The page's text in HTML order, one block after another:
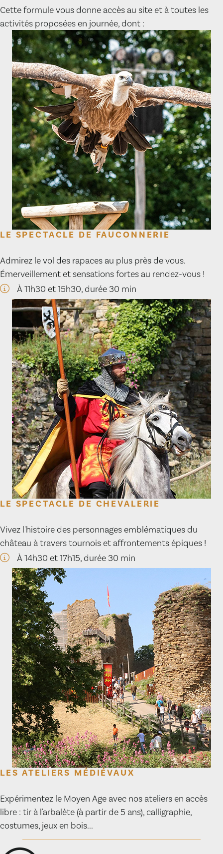
Cette formule vous donne accès au site et à toutes les
activités proposées en journée, dont :
LE SPECTACLE DE FAUCONNERIE
Admirez le vol des rapaces au plus près de vous.
Émerveillement et sensations fortes au rendez-vous !
À 11h30 et 15h30, durée 30 min
LE SPECTACLE DE CHEVALERIE
Vivez l'histoire des personnages emblématiques du
château à travers tournois et affrontements épiques !
À 14h30 et 17h15, durée 30 min
LES ATELIERS MÉDIÉVAUX
Expérimentez le Moyen Age avec nos ateliers en accès
libre : tir à l'arbalète (à partir de 5 ans), calligraphie,
costumes, jeux en bois...